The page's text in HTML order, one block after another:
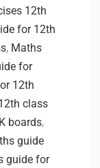
12th
for 12th
, Maths
for
12th
class
boards,
guide
guide for